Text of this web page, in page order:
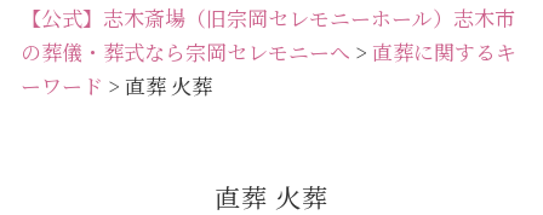
【公式】志木斎場（旧宗岡セレモニーホール）志木市
の葬儀・葬式なら宗岡セレモニーへ > 直葬に関するキ
ーワード > 直葬 火葬
直葬 火葬